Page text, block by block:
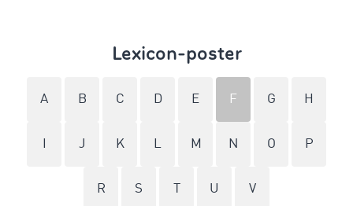
Lexicon-poster
A B C D E F G H
J K L M N O P
R S U V